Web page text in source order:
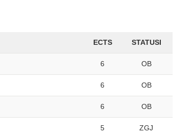
ECTS STATUSI
6 OB
6 OB
6 OB
5 ZGJ